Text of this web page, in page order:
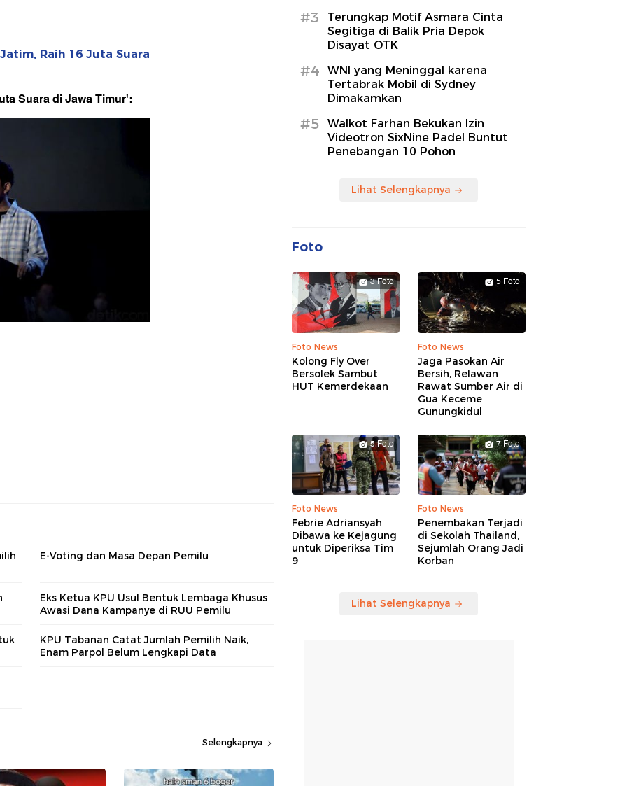
Raih 16 Juta Suara
Suara di Jawa Timur':
E-Voting dan Masa Depan Pemilu
Eks Ketua KPU Usul Bentuk Lembaga Khusus
Awasi Dana Kampanye di RUU Pemilu
KPU Tabanan Catat Jumlah Pemilih Naik,
Enam Parpol Belum Lengkapi Data
Selengkapnya
#3
Terungkap Motif Asmara Cinta
Segitiga di Balik Pria Depok
Disayat OTK
#4
WNI yang Meninggal karena
Tertabrak Mobil di Sydney
Dimakamkan
#5
Walkot Farhan Bekukan Izin
Videotron SixNine Padel Buntut
Penebangan 10 Pohon
Lihat Selengkapnya
Foto
3 Foto
Foto News
Kolong Fly Over
Bersolek Sambut
HUT Kemerdekaan
5 Foto
Foto News
Jaga Pasokan Air
Bersih, Relawan
Rawat Sumber Air di
Gua Keceme
Gunungkidul
5 Foto
Foto News
Febrie Adriansyah
Dibawa ke Kejagung
untuk Diperiksa Tim
9
7 Foto
Foto News
Penembakan Terjadi
di Sekolah Thailand,
Sejumlah Orang Jadi
Korban
Lihat Selengkapnya